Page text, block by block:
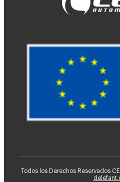
Todos los Derechos Reservados